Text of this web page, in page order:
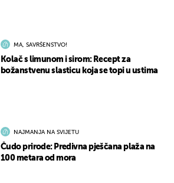
MA, SAVRŠENSTVO!
Kolač s limunom i sirom: Recept za
božanstvenu slasticu koja se topi u ustima
NAJMANJA NA SVIJETU
Čudo prirode: Predivna pješčana plaža na
100 metara od mora